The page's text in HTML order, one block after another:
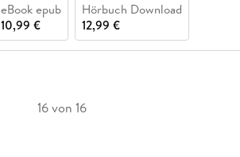
eBook epub
10,99 €
Hörbuch Download
12,99 €
16 von 16